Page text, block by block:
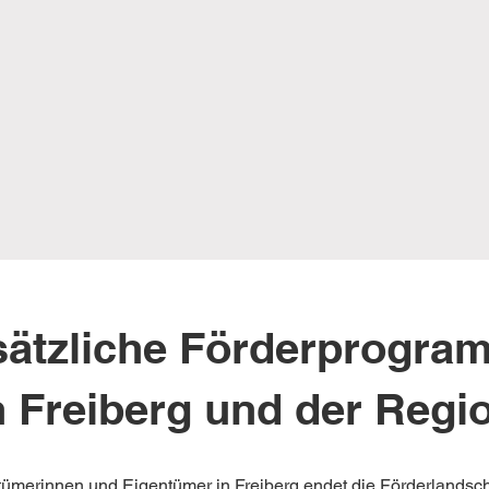
Freiberg und der